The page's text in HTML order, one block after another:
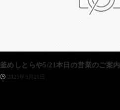
釜めしとらや5/21本日の営業のご案内
2023年5月21日